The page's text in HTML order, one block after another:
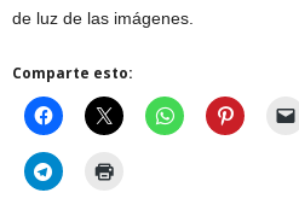
de luz de las imágenes.
Comparte esto: